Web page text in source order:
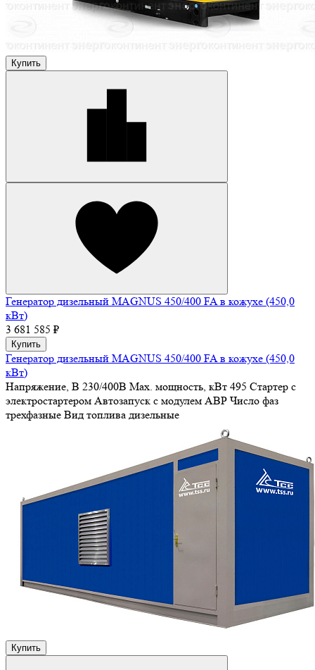
Купить
Генератор дизельный MAGNUS 450/400 FA в кожухе (450,0
кВт)
3 681 585 ₽
Купить
Генератор дизельный MAGNUS 450/400 FA в кожухе (450,0
кВт)
Напряжение, В 230/400В Max. мощность, кВт 495 Стартер с
электростартером Автозапуск с модулем АВР Число фаз
трехфазные Вид топлива дизельные
Купить